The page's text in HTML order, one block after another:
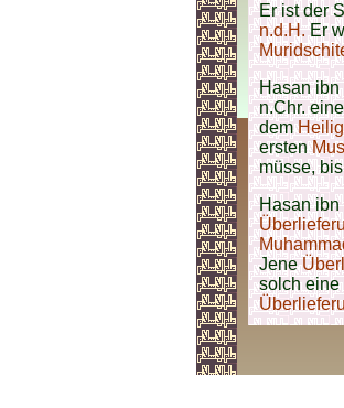
Er ist der
n.d.H.Er
Hasan
n.Chr.
dem
ersten
müsse,
Hasan
Jene
solch eine